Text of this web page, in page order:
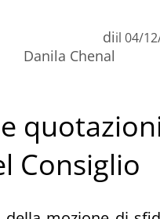
di
Danila Chenal
il 04/
Consiglio